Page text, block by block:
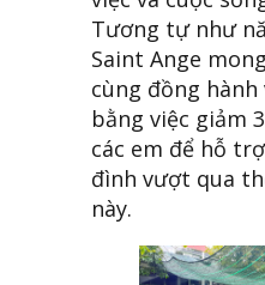
Tương tự như
Saint Ange
cùng đồng
bằng việc giảm
các em để hỗ
đình vượt qua
này.